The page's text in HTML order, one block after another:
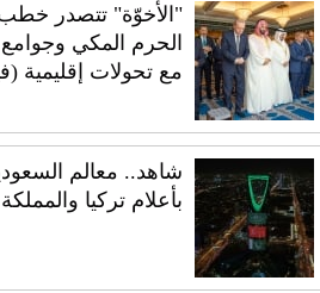
"الأخوّة" تتصدر
الحرم المكي وجوامع
مع تحولات إقليمية
شاهد.. معالم
بأعلام تركيا